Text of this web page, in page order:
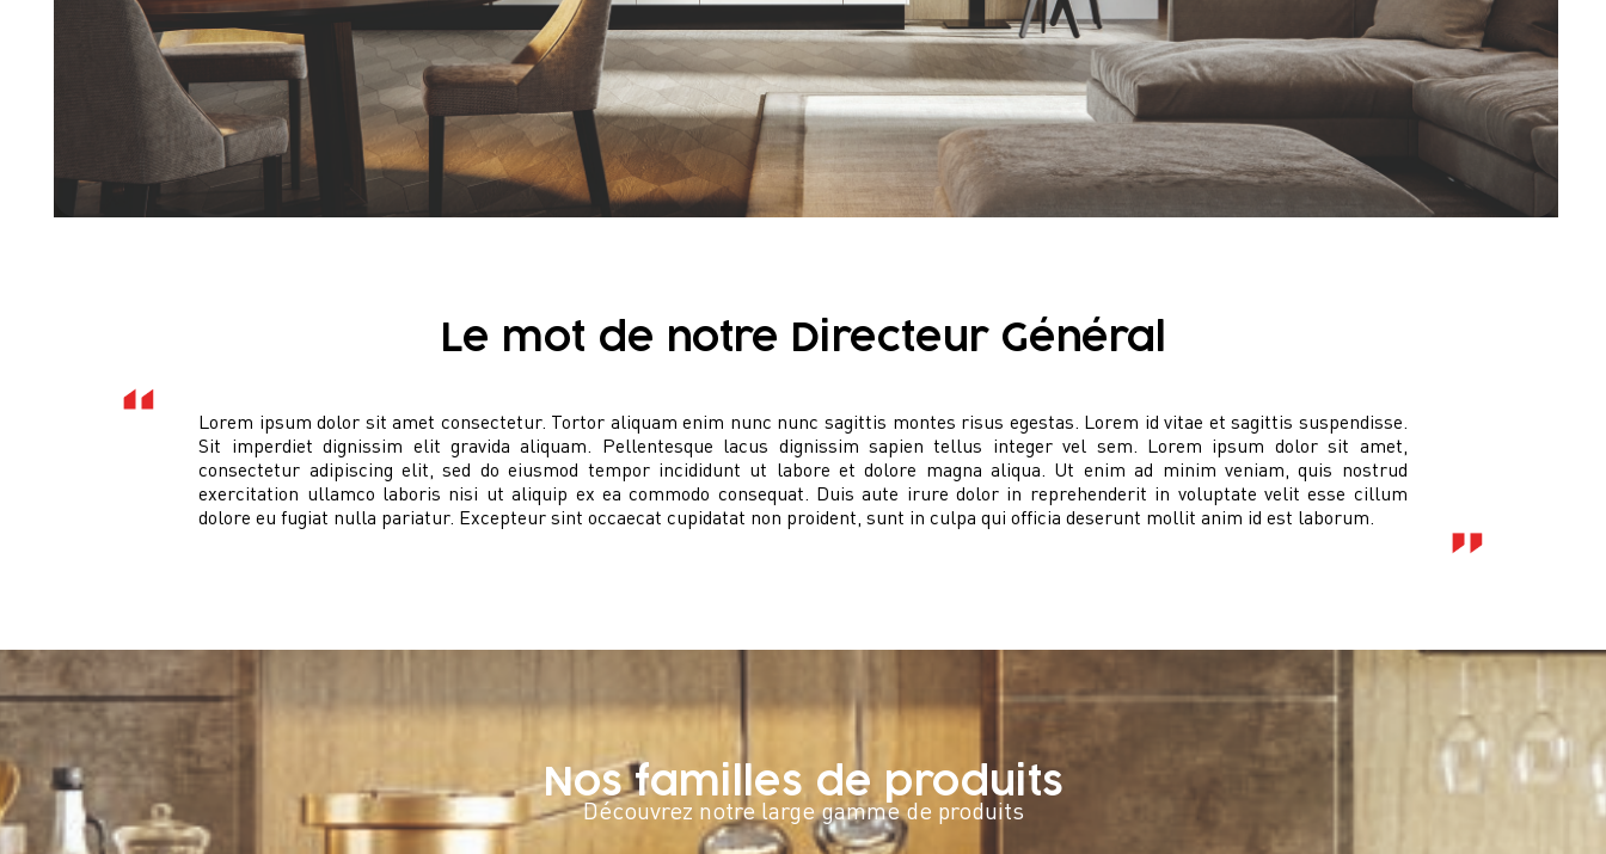
Le mot de notre Directeur Général
Lorem ipsum dolor sit amet consectetur. Tortor aliquam enim nunc nunc sagittis montes risus egestas. Lorem id vitae et sagittis suspendisse.
Sit imperdiet dignissim elit gravida aliquam. Pellentesque lacus dignissim sapien tellus integer vel sem. Lorem ipsum dolor sit amet,
consectetur adipiscing elit, sed do eiusmod tempor incididunt ut labore et dolore magna aliqua. Ut enim ad minim veniam, quis nostrud
exercitation ullamco laboris nisi ut aliquip ex ea commodo consequat. Duis aute irure dolor in reprehenderit in voluptate velit esse cillum
dolore eu fugiat nulla pariatur. Excepteur sint occaecat cupidatat non proident, sunt in culpa qui officia deserunt mollit anim id est laborum.
Nos familles de produits
Découvrez notre large gamme de produits